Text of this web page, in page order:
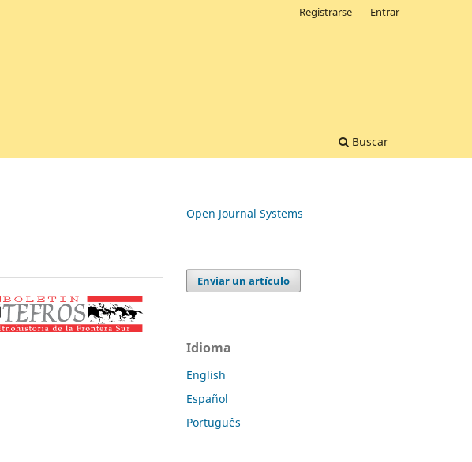
Buscar
Registrarse Entrar
Open Journal Systems
Enviar un artículo
Idioma
English
Español
Português